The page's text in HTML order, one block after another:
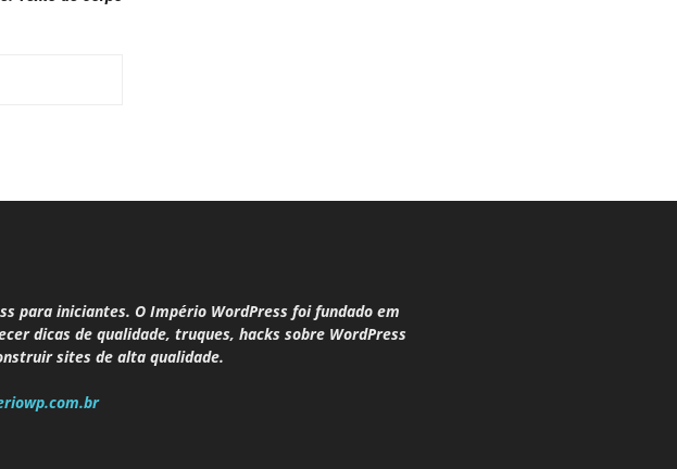
para iniciantes. O Império WordPress foi fundado em
dicas de qualidade, truques, hacks sobre WordPress
sites de alta qualidade.